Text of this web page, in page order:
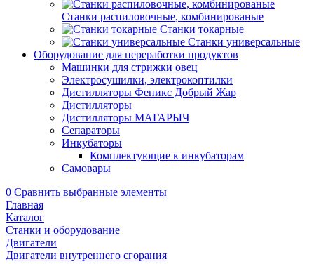
Станки распиловочные, комбинированые
Станки токарные
Станки универсальные
Оборудование для переработки продуктов
Машинки для стрижки овец
Электросушилки, электрокоптилки
Дистилляторы Феникс Добрый Жар
Дистилляторы
Дистилляторы МАГАРЫЧ
Сепараторы
Инкубаторы
Комплектующие к инкубаторам
Самовары
0 Сравнить выбранные элементы
Главная
Каталог
Станки и оборудование
Двигатели
Двигатели внутреннего сгорания